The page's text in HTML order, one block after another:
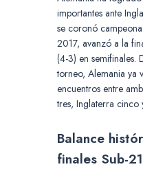
importantes ante
se coronó
2017, avanzó a la
(4-3) en semifinales.
torneo, Alemania ya
encuentros entre
tres, Inglaterra cinco
Balance
finales Sub-21